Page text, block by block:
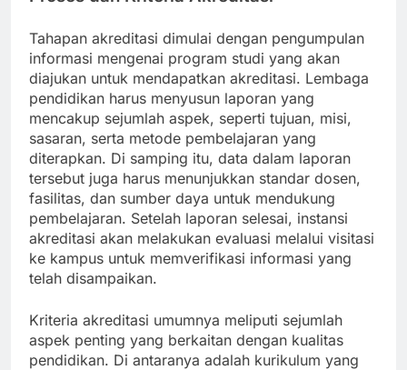
Tahapan akreditasi dimulai dengan pengumpulan
informasi mengenai program studi yang akan
diajukan untuk mendapatkan akreditasi. Lembaga
pendidikan harus menyusun laporan yang
mencakup sejumlah aspek, seperti tujuan, misi,
sasaran, serta metode pembelajaran yang
diterapkan. Di samping itu, data dalam laporan
tersebut juga harus menunjukkan standar dosen,
fasilitas, dan sumber daya untuk mendukung
pembelajaran. Setelah laporan selesai, instansi
akreditasi akan melakukan evaluasi melalui visitasi
ke kampus untuk memverifikasi informasi yang
telah disampaikan.
Kriteria akreditasi umumnya meliputi sejumlah
aspek penting yang berkaitan dengan kualitas
pendidikan. Di antaranya adalah kurikulum yang